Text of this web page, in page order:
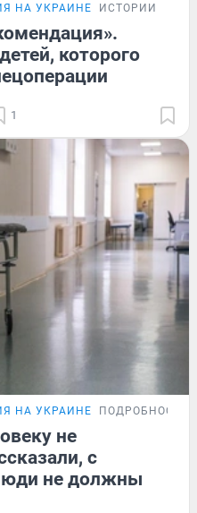
НА УКРАИНЕ ИСТОРИИ
которого
1
НА УКРАИНЕ ПОДРОБНОСТИ
не
с
не должны